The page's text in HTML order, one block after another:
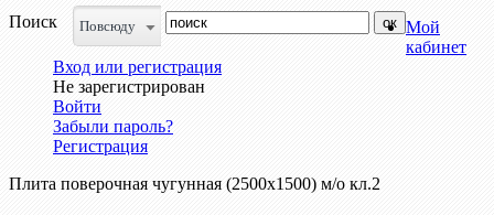
Поиск
Повсюду
Мой
кабинет
Вход или регистрация
Не зарегистрирован
Войти
Забыли пароль?
Регистрация
Плита поверочная чугунная (2500х1500) м/о кл.2